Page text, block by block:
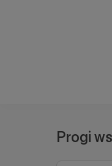
Progi